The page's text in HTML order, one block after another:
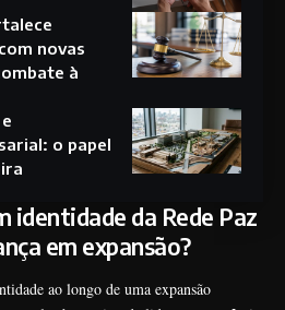
novas
à
o papel
identidade da Rede Paz
em expansão?
ao longo de uma expansão